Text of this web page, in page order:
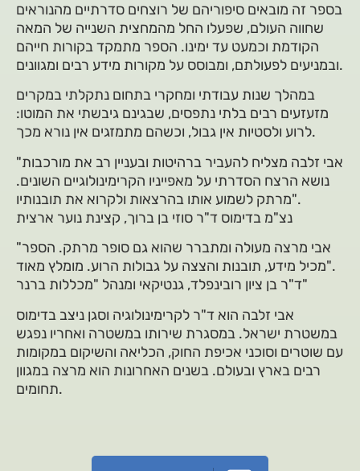
בספר זה מובאים סיפוריהם של רוצחים סדרתיים מהנוראים
שחווה העולם, שפעלו החל מהמחצית השנייה של המאה
הקודמת וכמעט עד ימינו. הספר מתמקד בקורות חייהם
ובמניעים לפעולתם, ומבוסס על מקורות מידע רבים ומגוונים.
במהלך שנות עבודתי ומחקרי בתחום נתקלתי במקרים
מזעזעים רבים בלתי נתפסים, שבגינם גיבשתי את המוטו:
לרוע ולסטיות אין גבול, וכשהם מתמזגים אין נורא מכך.
"אבי זלבה מצליח להעביר ברהיטות ובעניין רב את מורכבות
נושא הרצח הסדרתי על מאפייניו הקרימינולוגיים השונים.
מרתק לשמוע אותו בהרצאות ולקרוא את תובנותיו".
נצ"מ בדימוס ד"ר סוזי בן ברוך, קצינת נוער ארצית
"אבי מרצה מעולה ומתברר שהוא גם סופר מרתק. הספר
מכיל מידע, תובנות והצצה על גבולות הרוע. מומלץ מאוד".
ד"ר בן ציון רובינפלד, גנטיקאי ומנהל "מכללות ברנר"
אבי זלבה הוא ד"ר לקרימינולוגיה וסגן ניצב בדימוס
במשטרת ישראל. במסגרת שירותו במשטרה ואחריו נפגש
עם שוטרים וסוכני אכיפת החוק, הכליאה והשיקום במקומות
רבים בארץ ובעולם. בשנים האחרונות הוא מרצה במגוון
תחומים.